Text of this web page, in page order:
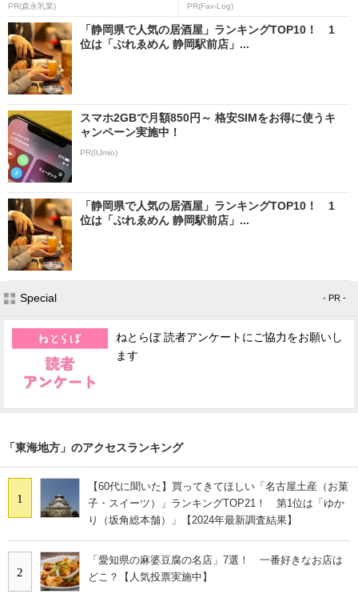
PR(森永乳業) PR(Fav-Log)
「静岡県で人気の居酒屋」ランキングTOP10！ 1
位は「ぶれゑめん 静岡駅前店」...
スマホ2GBで月額850円～ 格安SIMをお得に使うキ
ャンペーン実施中！
PR(IIJmio)
「静岡県で人気の居酒屋」ランキングTOP10！ 1
位は「ぶれゑめん 静岡駅前店」...
Special - PR -
ねとらぼ 読者アンケートにご協力をお願いし
ます
「東海地方」のアクセスランキング
1
【60代に聞いた】買ってきてほしい「名古屋土産（お菓
子・スイーツ）」ランキングTOP21！ 第1位は「ゆか
り（坂角総本舗）」【2024年最新調査結果】
2
「愛知県の麻婆豆腐の名店」7選！ 一番好きなお店は
どこ？【人気投票実施中】